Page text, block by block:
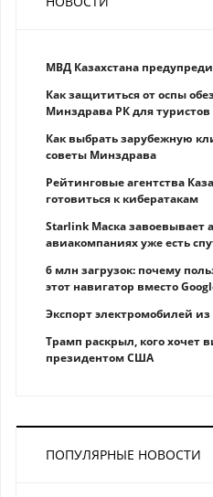
МВД Казахстана
Как защититься от оспы
Минздрава РК для туристов
Как выбрать зарубежную
советы Минздрава
Рейтинговые агентства
готовиться к кибератакам
Starlink Маска завоевывает
авиакомпаниях уже есть
6 млн загрузок: почему
этот навигатор вместо
Экспорт электромобилей
Трамп раскрыл, кого хочет
президентом США
ПОПУЛЯРНЫЕ НОВОСТИ